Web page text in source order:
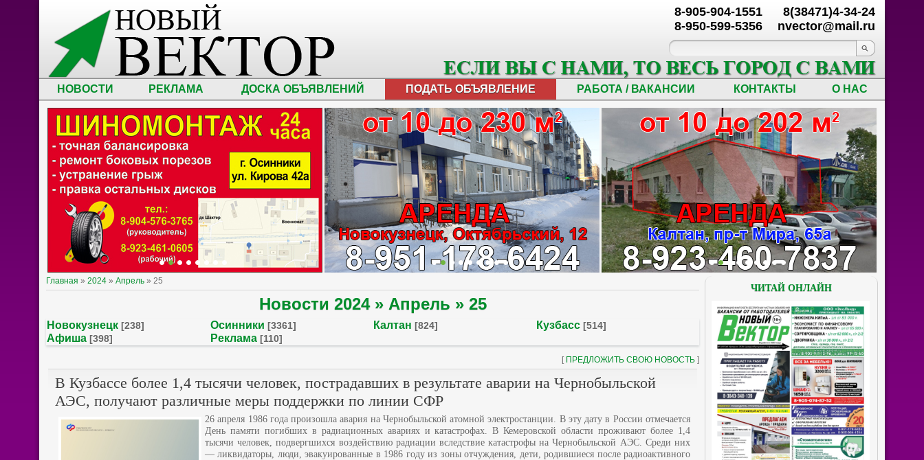
8(38471)4-34-24
nvector@mail.ru
8-905-904-1551
8-950-599-5356
НОВОСТИ РЕКЛАМА ДОСКА ОБЪЯВЛЕНИЙ ПОДАТЬ ОБЪЯВЛЕНИЕ РАБОТА / ВАКАНСИИ КОНТАКТЫ О НАС
Главная » 2024 » Апрель » 25
Новости 2024 » Апрель » 25
Новокузнецк [238] Осинники [3361] Калтан [824] Кузбасс [514]
Афиша [398] Реклама [110]
[ ПРЕДЛОЖИТЬ СВОЮ НОВОСТЬ ]
В Кузбассе более 1,4 тысячи человек, пострадавших в результате аварии на Чернобыльской
АЭС, получают различные меры поддержки по линии СФР
26 апреля 1986 года произошла авария на Чернобыльской атомной электростанции. В эту дату в России отмечается
День памяти погибших в радиационных авариях и катастрофах. В Кемеровской области проживают более 1,4
тысячи человек, подвергшихся воздействию радиации вследствие катастрофы на Чернобыльской АЭС. Среди них
— ликвидаторы, люди, эвакуированные в 1986 году из зоны отчуждения, дети, родившиеся после радиоактивного
ЧИТАЙ ОНЛАЙН